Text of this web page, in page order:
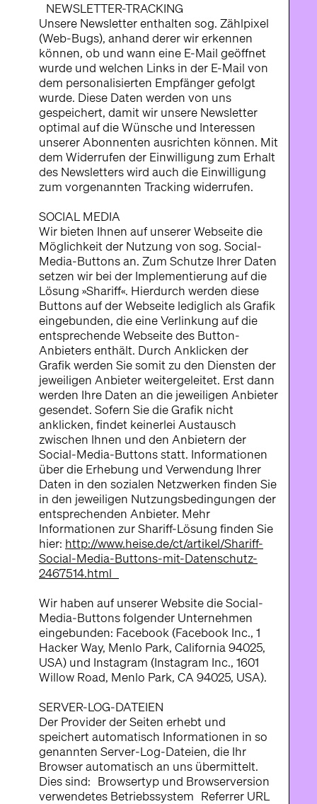
NEWSLETTER-TRACKING
Unsere Newsletter enthalten sog. Zählpixel
(Web-Bugs), anhand derer wir erkennen
können, ob und wann eine E-Mail geöffnet
wurde und welchen Links in der E-Mail von
dem personalisierten Empfänger gefolgt
wurde. Diese Daten werden von uns
gespeichert, damit wir unsere Newsletter
optimal auf die Wünsche und Interessen
unserer Abonnenten ausrichten können. Mit
dem Widerrufen der Einwilligung zum Erhalt
des Newsletters wird auch die Einwilligung
zum vorgenannten Tracking widerrufen.
SOCIAL MEDIA
Wir bieten Ihnen auf unserer Webseite die
Möglichkeit der Nutzung von sog. Social-
Media-Buttons an. Zum Schutze Ihrer Daten
setzen wir bei der Implementierung auf die
Lösung »Shariff«. Hierdurch werden diese
Buttons auf der Webseite lediglich als Grafik
eingebunden, die eine Verlinkung auf die
entsprechende Webseite des Button-
Anbieters enthält. Durch Anklicken der
Grafik werden Sie somit zu den Diensten der
jeweiligen Anbieter weitergeleitet. Erst dann
werden Ihre Daten an die jeweiligen Anbieter
gesendet. Sofern Sie die Grafik nicht
anklicken, findet keinerlei Austausch
zwischen Ihnen und den Anbietern der
Social-Media-Buttons statt. Informationen
über die Erhebung und Verwendung Ihrer
Daten in den sozialen Netzwerken finden Sie
in den jeweiligen Nutzungsbedingungen der
entsprechenden Anbieter. Mehr
Informationen zur Shariff-Lösung finden Sie
hier: http://www.heise.de/ct/artikel/Shariff-
Social-Media-Buttons-mit-Datenschutz-
2467514.html
Wir haben auf unserer Website die Social-
Media-Buttons folgender Unternehmen
eingebunden: Facebook (Facebook Inc., 1
Hacker Way, Menlo Park, California 94025,
USA) und Instagram (Instagram Inc., 1601
Willow Road, Menlo Park, CA 94025, USA).
SERVER-LOG-DATEIEN
Der Provider der Seiten erhebt und
speichert automatisch Informationen in so
genannten Server-Log-Dateien, die Ihr
Browser automatisch an uns übermittelt.
Dies sind: Browsertyp und Browserversion
verwendetes Betriebssystem Referrer URL